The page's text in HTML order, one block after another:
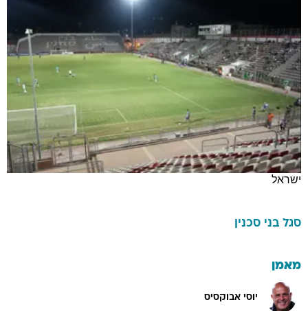
ישראל
סגל בני סכנין
מאמן
יוסי אבוקסיס